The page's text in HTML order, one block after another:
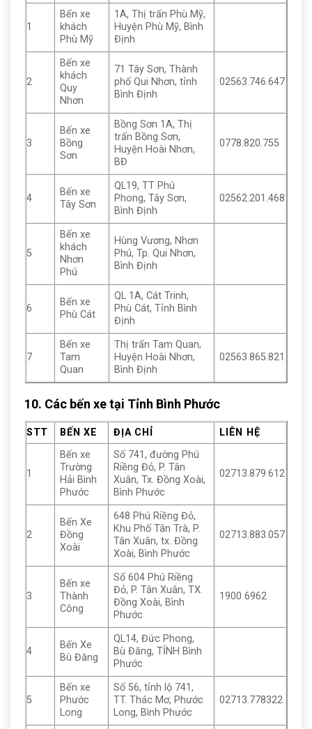
1
Bến xe
khách
Phù Mỹ
1A, Thị trấn Phù Mỹ,
Huyện Phù Mỹ, Bình
Định
2
Bến xe
khách
Quy
Nhơn
71 Tây Sơn, Thành
phố Qui Nhơn, tỉnh
Bình Định
02563.746.647
3
Bến xe
Bồng
Sơn
Bồng Sơn 1A, Thị
trấn Bồng Sơn,
Huyện Hoài Nhơn,
BĐ
0778.820.755
4
Bến xe
Tây Sơn
QL19, TT Phú
Phong, Tây Sơn,
Bình Định
02562.201.468
5
Bến xe
khách
Nhơn
Phú
Hùng Vương, Nhơn
Phú, Tp. Qui Nhơn,
Bình Định
6
Bến xe
Phù Cát
QL 1A, Cát Trinh,
Phù Cát, Tỉnh Bình
Định
7
Bến xe
Tam
Quan
Thị trấn Tam Quan,
Huyện Hoài Nhơn,
Bình Định
02563.865.821
10. Các bến xe tại Tỉnh Bình Phước
STT BẾN XE ĐỊA CHỈ LIÊN HỆ
1
Bến xe
Trường
Hải Bình
Phước
Số 741, đường Phú
Riềng Đỏ, P. Tân
Xuân, Tx. Đồng Xoài,
Bình Phước
02713.879.612
2
Bến Xe
Đồng
Xoài
648 Phú Riềng Đỏ,
Khu Phố Tân Trà, P.
Tân Xuân, tx. Đồng
Xoài, Bình Phước
02713.883.057
3
Bến xe
Thành
Công
Số 604 Phú Riềng
Đỏ, P. Tân Xuân, TX.
Đồng Xoài, Bình
Phước
1900 6962
4
Bến Xe
Bù Đăng
QL14, Đức Phong,
Bù Đăng, TỈNH Bình
Phước
5
Bến xe
Phước
Long
Số 56, tỉnh lộ 741,
TT. Thác Mơ, Phước
Long, Bình Phước
02713.778322